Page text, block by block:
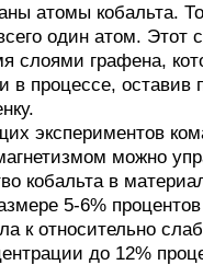
атомы кобальта.
один атом. Этот
слоями графена,
в процессе, оставив
экспериментов
можно
кобальта в
5-6%
к относительно
до 12%